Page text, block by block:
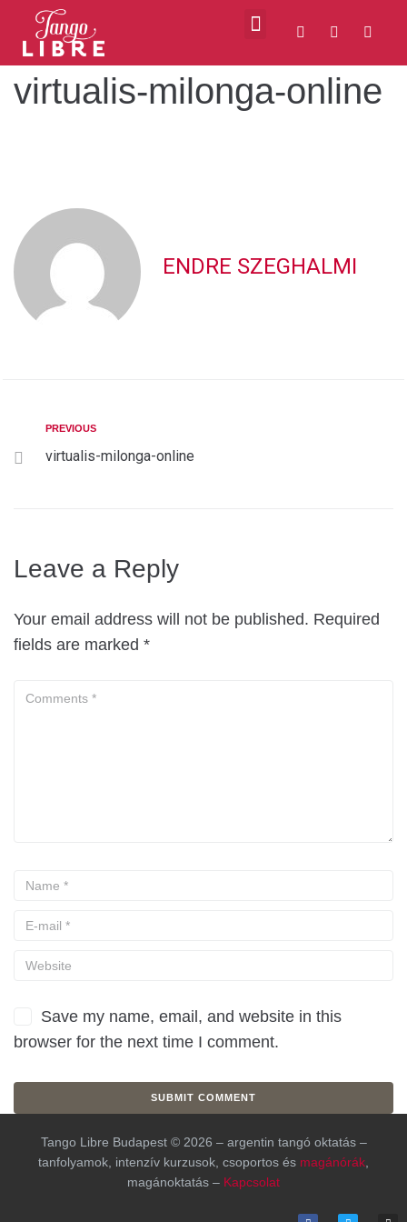
virtualis-milonga-online
ENDRE SZEGHALMI
PREVIOUS
virtualis-milonga-online
Leave a Reply
Your email address will not be published. Required
fields are marked *
Save my name, email, and website in this
browser for the next time I comment.
Tango Libre Budapest © 2026 – argentin tangó oktatás –
tanfolyamok, intenzív kurzusok, csoportos és magánórák
magánoktatás – Kapcsolat